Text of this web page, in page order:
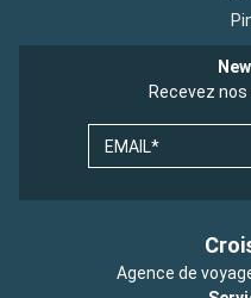
Recevez
EMAIL*
Agence de